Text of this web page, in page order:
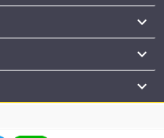


